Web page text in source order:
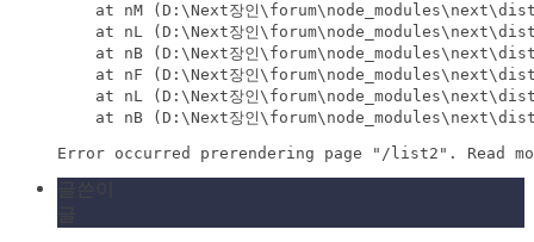
at nM (D:\Next장인
at nL (D:\Next장인
at nB (D:\Next장인
at nF (D:\Next장인
at nL (D:\Next장인
at nB (D:\Next장인
Error occurred prerendering page "/list2". Read